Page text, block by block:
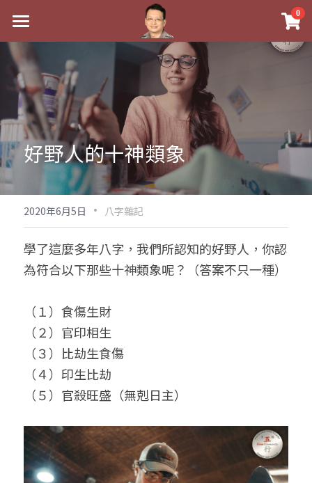
0
最新消息
關於我
實體經營
祖傳命理
手工印鑑
課程介紹
五行八字學
後天派陽宅
Blog
黃金會員專區
八字雜記
心靈成長
人氣最高
站長精選
臉書生活
好書推廌
試閱專區
Podcast聽書
團隊訓練營
八字視頻
陽宅視頻
線上直播
自我挑戰
線上學苑
八字初階班1
八字初階班2
八字進階班
八字中階班
八字高階班
五人實戰班
五行計算初階班
命理商城
八字完整班
《十神高階實戰錄》完整典藏版
科學八字推理PDF
八字批命
小兒命名
我的著作
科學八字推理1
科學八字推理2
科學八字推理3
科學八字輕鬆學
輕鬆學會科學八字推理
與我預約
批命預約
上課預約
常見問題
FB粉絲頁
登錄/註冊
搜索
繁體中文
繁體中文
0938617837
好野人的十神類象
2020年6月5日 · 八字雜記
學了這麼多年八字，我們所認知的好野人，你認
為符合以下那些十神類象呢？（答案不只一種）
（１）食傷生財
（２）官印相生
（３）比劫生食傷
（４）印生比劫
（５）官殺旺盛（無剋日主）
×
商品分類
八字線上完整班
科學八字推理PDF
《十神高階實戰錄》完整典藏版
1美元超值PDF
Podcast聽書
小兒命名